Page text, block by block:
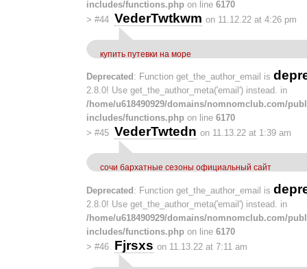
includes/functions.php on line 6170
> #44 VederTwtkwm on 11.12.22 at 4:26 pm
купить путевки на море
Deprecated : Function get_the_author_email is
2.8.0! Use get_the_author_meta('email') instead. in
/home/u618490929/domains/nomnomclub.com/
includes/functions.php on line 6170
> #45 VederTwtedn on 11.13.22 at 1:39 am
сочи бархатные сезоны официальный сайт
Deprecated : Function get_the_author_email is
2.8.0! Use get_the_author_meta('email') instead. in
/home/u618490929/domains/nomnomclub.com/
includes/functions.php on line 6170
> #46 Fjrsxs on 11.13.22 at 7:11 am